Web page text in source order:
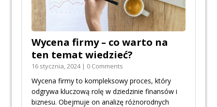
Wycena firmy – co warto na
ten temat wiedzieć?
16 stycznia, 2024 | 0 Comments
Wycena firmy to kompleksowy proces, który
odgrywa kluczową rolę w dziedzinie finansów i
biznesu. Obejmuje on analizę różnorodnych